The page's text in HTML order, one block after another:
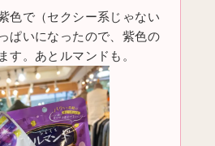
色で（セクシー系じゃない
ぱいになったので、紫色の
す。あとルマンドも。